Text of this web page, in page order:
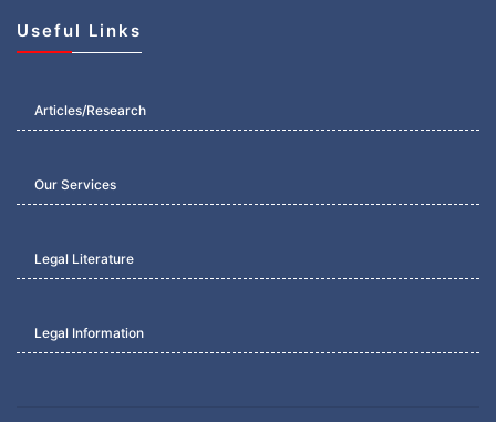
Useful Links
Articles/Research
Our Services
Legal Literature
Legal Information